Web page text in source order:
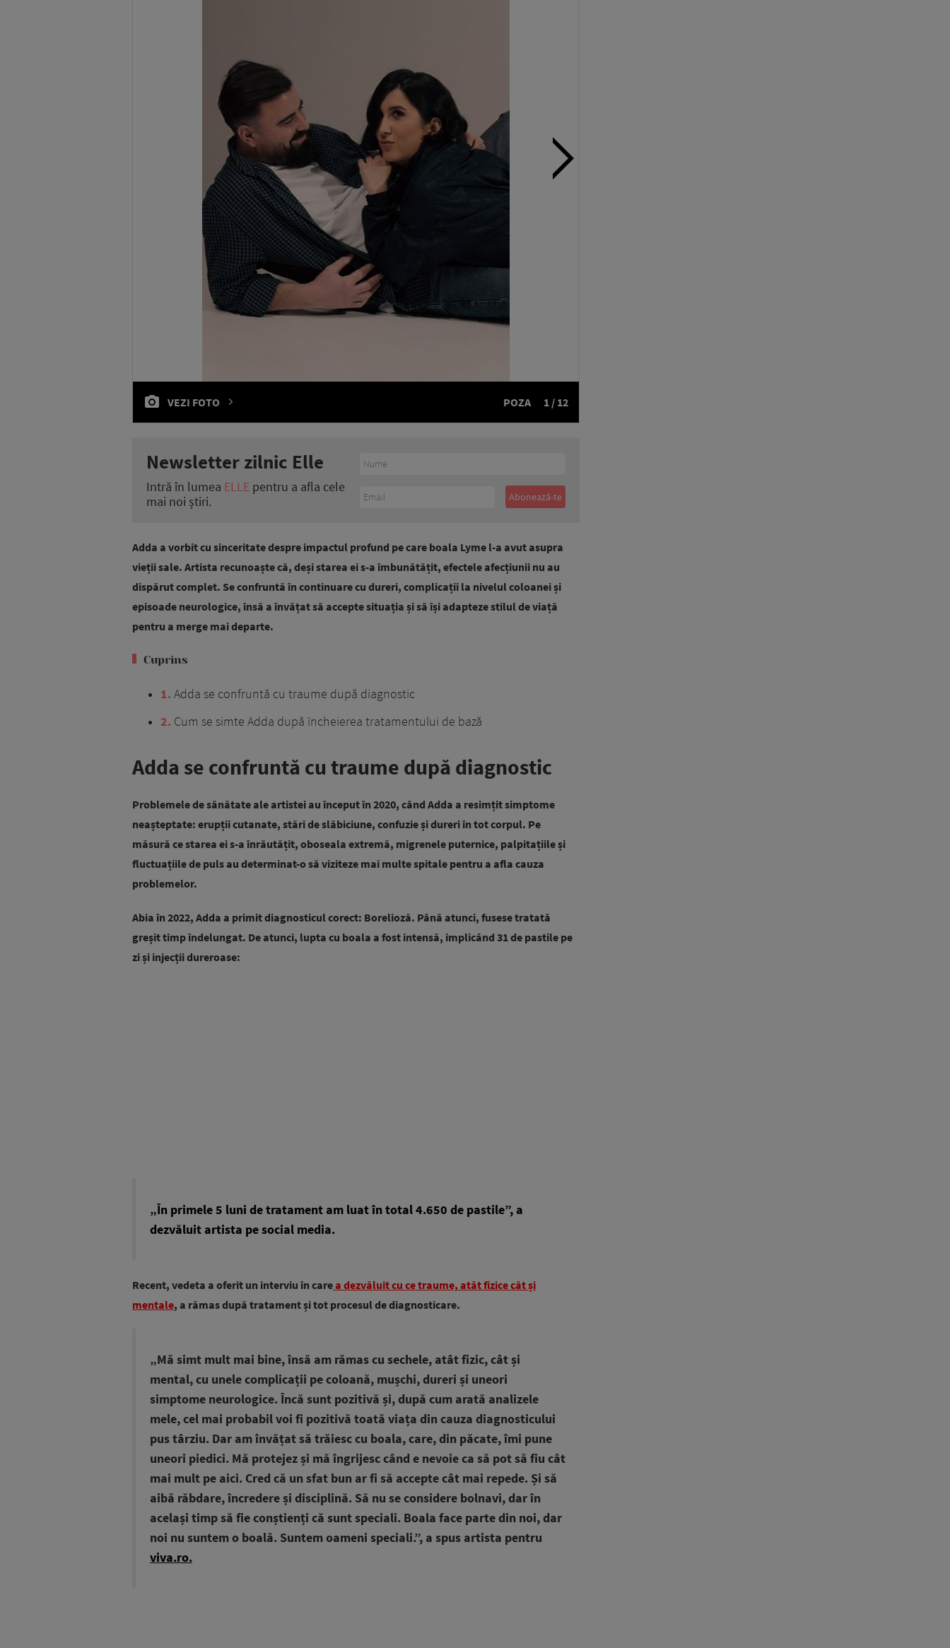
VEZI FOTO POZA 1 / 12
Newsletter zilnic Elle
Intră în lumea ELLE pentru a afla cele
mai noi știri.
Adda a vorbit cu sinceritate despre impactul profund pe care boala Lyme l-a avut asupra
vieții sale. Artista recunoaște că, deși starea ei s-a îmbunătățit, efectele afecțiunii nu au
dispărut complet. Se confruntă în continuare cu dureri, complicații la nivelul coloanei și
episoade neurologice, însă a învățat să accepte situația și să își adapteze stilul de viață
pentru a merge mai departe.
Cuprins
1 Adda se confruntă cu traume după diagnostic
2 Cum se simte Adda după încheierea tratamentului de bază
Adda se confruntă cu traume după diagnostic
Problemele de sănătate ale artistei au început în 2020, când Adda a resimțit simptome
neașteptate: erupții cutanate, stări de slăbiciune, confuzie și dureri în tot corpul. Pe
măsură ce starea ei s-a înrăutățit, oboseala extremă, migrenele puternice, palpitațiile și
fluctuațiile de puls au determinat-o să viziteze mai multe spitale pentru a afla cauza
problemelor.
Abia în 2022, Adda a primit diagnosticul corect: Borelioză. Până atunci, fusese tratată
greșit timp îndelungat. De atunci, lupta cu boala a fost intensă, implicând 31 de pastile pe
zi și injecții dureroase:
„În primele 5 luni de tratament am luat în total 4.650 de pastile”, a
dezvăluit artista pe social media.
Recent, vedeta a oferit un interviu în carea dezvăluit cu ce traume, atât fizice cât și
mentale, a rămas după tratament și tot procesul de diagnosticare.
„Mă simt mult mai bine, însă am rămas cu sechele, atât fizic, cât și
mental, cu unele complicații pe coloană, mușchi, dureri și uneori
simptome neurologice. Încă sunt pozitivă și, după cum arată analizele
mele, cel mai probabil voi fi pozitivă toată viața din cauza diagnosticului
pus târziu. Dar am învățat să trăiesc cu boala, care, din păcate, îmi pune
uneori piedici. Mă protejez și mă îngrijesc când e nevoie ca să pot să fiu cât
mai mult pe aici. Cred că un sfat bun ar fi să accepte cât mai repede. Și să
aibă răbdare, încredere și disciplină. Să nu se considere bolnavi, dar în
același timp să fie conștienți că sunt speciali. Boala face parte din noi, dar
noi nu suntem o boală. Suntem oameni speciali.”, a spus artista pentru
viva.ro.